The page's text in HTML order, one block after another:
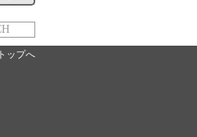
ップへ